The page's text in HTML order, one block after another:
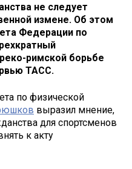
не следует
измене. Об этом
Федерации по
римской борьбе
ТАСС.
по физической
выразил мнение,
для спортсменов
к акту